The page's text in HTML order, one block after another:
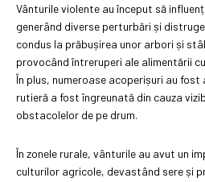
Vânturile violente au început să
generând diverse perturbări și
condus la prăbușirea unor arbori și
provocând întreruperi ale alimentării
În plus, numeroase acoperișuri au
rutieră a fost îngreunată din cauza
obstacolelor de pe drum.
În zonele rurale, vânturile au avut un
culturilor agricole, devastând sere și